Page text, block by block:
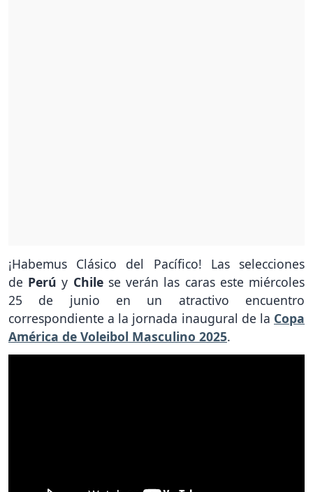
¡Habemus Clásico del Pacífico! Las selecciones
de Perúy Chile se verán las caras este miércoles
25 de junio en un atractivo encuentro
correspondiente a la jornada inaugural de la Copa
América de Voleibol Masculino 2025.